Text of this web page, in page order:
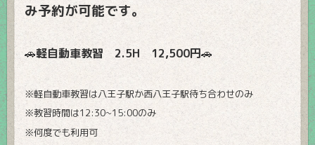
み予約が可能です。
🚗軽自動車教習 2.5H 12,500円🚗
※軽自動車教習は八王子駅か西八王子駅待ち合わせのみ
※教習時間は12:30~15:00のみ
※何度でも利用可